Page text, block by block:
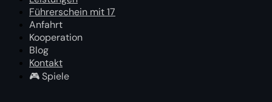
Führerschein mit 17
Anfahrt
Kooperation
Blog
Kontakt
🎮 Spiele